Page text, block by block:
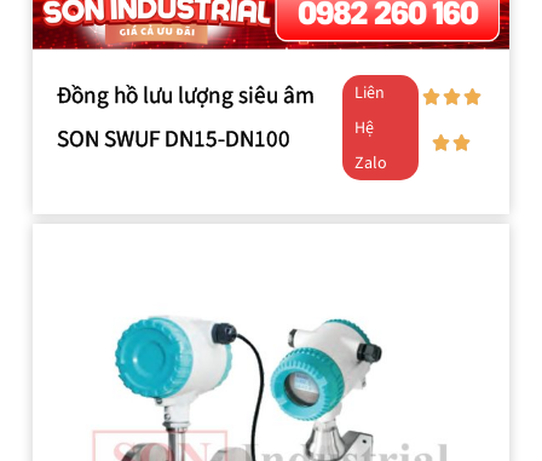
Đồng hồ lưu lượng siêu âm
SON SWUF DN15-DN100
Liên
Hệ
Zalo